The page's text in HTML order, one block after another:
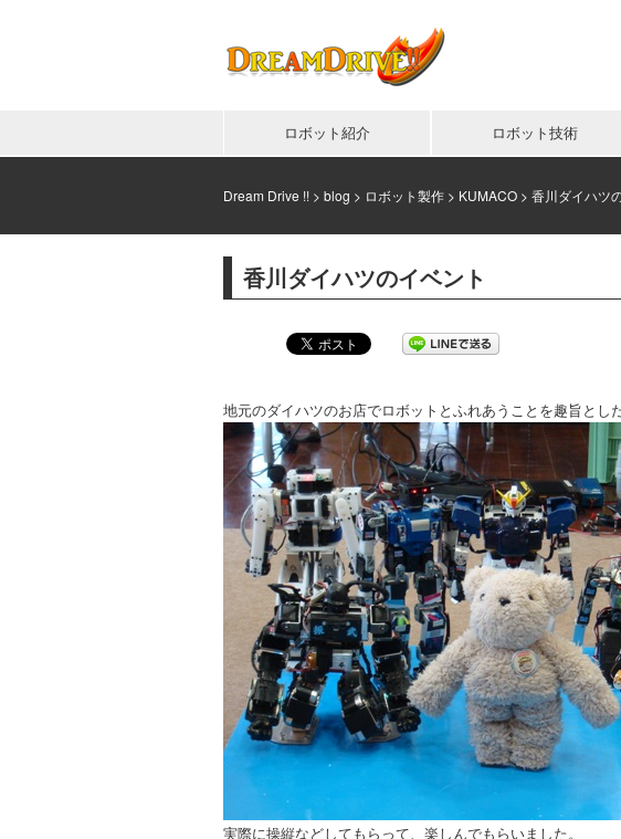
ロボット紹介 ロボット技術
Dream Drive !! > blog > ロボット製作 > KUMACO > 香川ダイハツ
香川ダイハツのイベント
地元のダイハツのお店でロボットとふれあうことを趣旨とし
実際に操縦などしてもらって、楽しんでもらいました。